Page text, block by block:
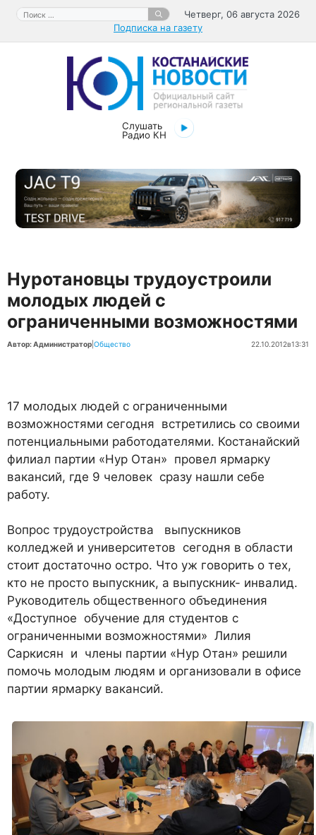
Перейти
содержимому
Поиск:
Четверг, 06 августа 2026
Подписка на газету
Слушать
Радио КН
Нуротановцы трудоустроили
молодых людей с
ограниченными возможностями
Автор: Администратор Общество 22.10.2012в13:31
17 молодых людей с ограниченными
возможностями сегодня встретились со своими
потенциальными работодателями. Костанайский
филиал партии «Нур Отан» провел ярмарку
вакансий, где 9 человек сразу нашли себе
работу.
Вопрос трудоустройства выпускников
колледжей и университетов сегодня в области
стоит достаточно остро. Что уж говорить о тех,
кто не просто выпускник, а выпускник- инвалид.
Руководитель общественного объединения
«Доступное обучение для студентов с
ограниченными возможностями» Лилия
Саркисян и члены партии «Нур Отан» решили
помочь молодым людям и организовали в офисе
партии ярмарку вакансий.